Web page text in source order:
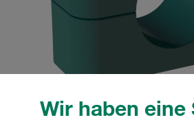
Wir haben eine